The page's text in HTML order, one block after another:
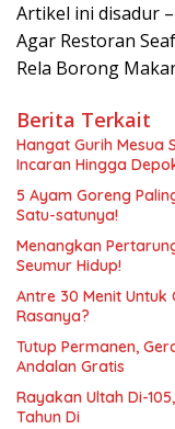
Artikel ini disadur
Agar Restoran
Rela Borong
Berita Terkait
Hangat Gurih Mesua
Incaran Hingga
5 Ayam Goreng
Satu-satunya!
Menangkan
Seumur Hidup!
Antre 30 Menit Untuk
Rasanya?
Tutup Permanen,
Andalan Gratis
Rayakan Ultah Di-
Tahun Di